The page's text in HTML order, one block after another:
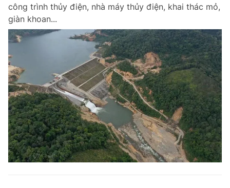
công trình thủy điện, nhà máy thủy điện, khai thác mỏ,
giàn khoan...